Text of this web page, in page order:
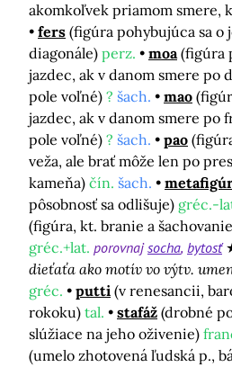
akomkoľvek priamom smere,
fers (figúra pohybujúca sa o
diagonále) perz. moa (figúra
jazdec, ak v danom smere po
pole voľné) ? šach. mao
jazdec, ak v danom smere po
pole voľné) ? šach. pao
veža, ale brať môže len po
kameňa) čín. šach.
pôsobnosť sa odlišuje) gréc.-
(figúra, kt. branie a
gréc.+lat. porovnajsocha bytosť
dieťaťa ako motív vo výtv.
gréc.
putti (v renesancii,
rokoku) tal. stafáž (drobné
slúžiace na jeho oživenie)
(umelo zhotovená ľudská p.,